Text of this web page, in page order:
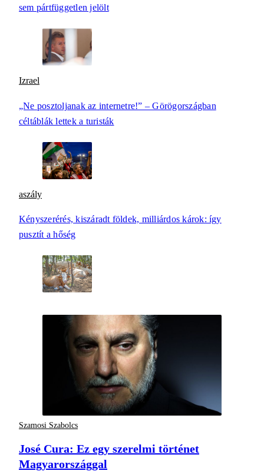
sem pártfüggetlen jelölt
Izrael
„Ne posztoljanak az internetre!” – Görögországban
céltáblák lettek a turisták
aszály
Kényszerérés, kiszáradt földek, milliárdos károk: így
pusztít a hőség
Szamosi Szabolcs
José Cura: Ez egy szerelmi történet
Magyarországgal